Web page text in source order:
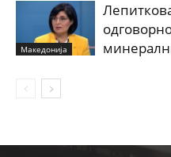
Македонија